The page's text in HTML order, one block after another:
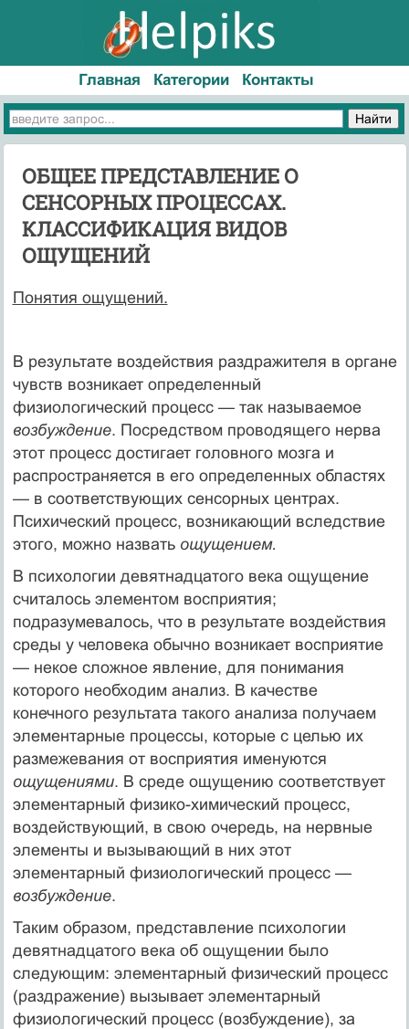
Главная Категории Контакты
ОБЩЕЕ ПРЕДСТАВЛЕНИЕ О
СЕНСОРНЫХ ПРОЦЕССАХ.
КЛАССИФИКАЦИЯ ВИДОВ
ОЩУЩЕНИЙ
Понятия ощущений.
В результате воздействия раздражителя в органе
чувств возникает определенный
физиологический процесс — так называемое
возбуждение. Посредством про­водящего нерва
этот процесс достигает головного мозга и
распространяется в его определенных областях
— в соответствующих сенсорных центрах.
Психический процесс, возникающий вследствие
этого, можно назвать ощущением.
В психологии девятнадцатого века ощущение
считалось элементом восприя­тия;
подразумевалось, что в результате воздействия
среды у человека обычно возникает восприятие
— некое сложное явление, для понимания
которого необходим анализ. В качестве
конечного результата такого анализа получаем
элементарные процессы, которые с целью их
размежевания от восприятия именуются
ощущениями. В среде ощущению соответствует
элементарный физико-химический процесс,
воздействующий, в свою очередь, на нервные
элементы и вызывающий в них этот
элементарный физиологический процесс —
возбуждение.
Таким образом, представление психологии
девятнадцатого века об ощуще­нии было
следующим: элементарный физический процесс
(раздражение) вызывает элементарный
физиологический процесс (возбуждение), за